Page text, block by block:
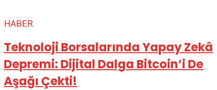
HABER
Teknoloji Borsalarında Yapay Zekâ
Depremi: Dijital Dalga Bitcoin’i De
Aşağı Çekti!